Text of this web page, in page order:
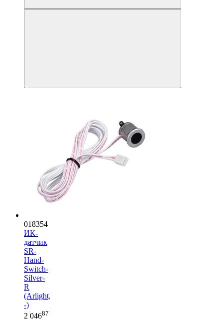
018354
ИК-
датчик
SR-
Hand-
Switch-
Silver-
R
(Arlight,
-)
2 04687